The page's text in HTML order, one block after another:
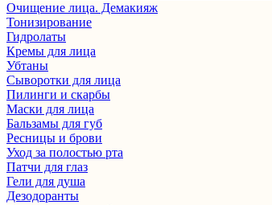
Очищение лица. Демакияж
Тонизирование
Гидролаты
Кремы для лица
Убтаны
Сыворотки для лица
Пилинги и скарбы
Маски для лица
Бальзамы для губ
Ресницы и брови
Уход за полостью рта
Патчи для глаз
Гели для душа
Дезодоранты